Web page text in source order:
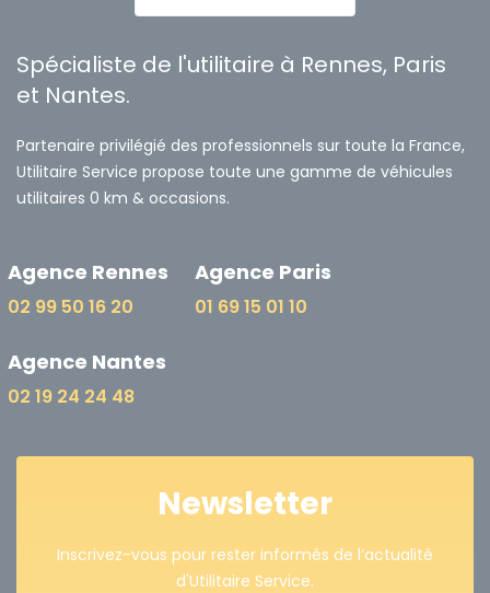
Spécialiste de l'utilitaire à Rennes, Paris
et Nantes.
Partenaire privilégié des professionnels sur toute la France,
Utilitaire Service propose toute une gamme de véhicules
utilitaires 0 km & occasions.
Agence Rennes
02 99 50 16 20
Agence Paris
01 69 15 01 10
Agence Nantes
02 19 24 24 48
Newsletter
Inscrivez-vous pour rester informés de l’actualité
d'Utilitaire Service.